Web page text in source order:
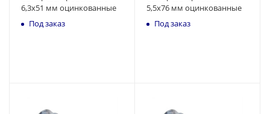
6,3x51 мм оцинкованные
Под заказ
5,5x76 мм оцинкованные
Под заказ